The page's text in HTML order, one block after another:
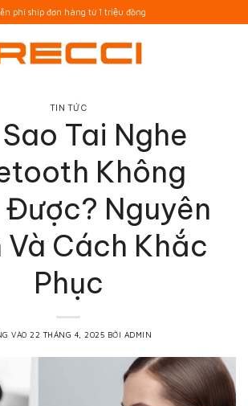
phí ship đơn hàng từ 1 triệu đồng
TIN TỨC
Tai Nghe
Không
Được? Nguyên
Và Cách Khắc
Phục
VÀO22 THÁNG 4, 2025 BỞI ADMIN